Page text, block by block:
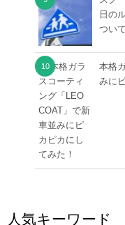
日の
つい
本格
みに
人気キーワード